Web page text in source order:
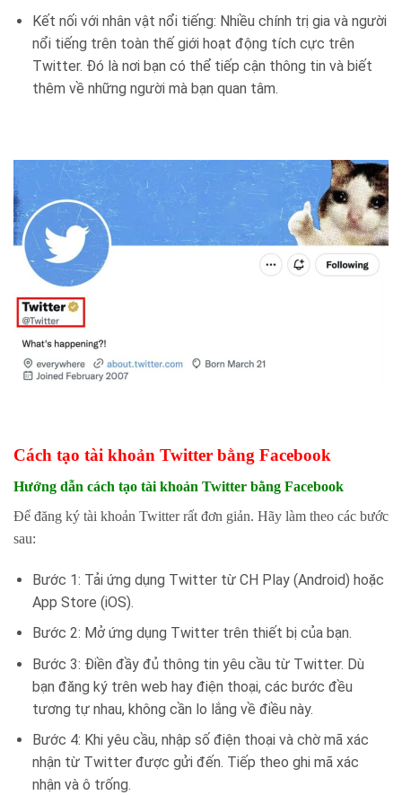
Kết nối với nhân vật nổi tiếng: Nhiều chính trị gia và người
nổi tiếng trên toàn thế giới hoạt động tích cực trên
Twitter. Đó là nơi bạn có thể tiếp cận thông tin và biết
thêm về những người mà bạn quan tâm.
Cách tạo tài khoản Twitter bằng Facebook
Hướng dẫn cách tạo tài khoản Twitter bằng Facebook
Để đăng ký tài khoản Twitter rất đơn giản. Hãy làm theo các bước
sau:
Bước 1: Tải ứng dụng Twitter từ CH Play (Android) hoặc
App Store (iOS).
Bước 2: Mở ứng dụng Twitter trên thiết bị của bạn.
Bước 3: Điền đầy đủ thông tin yêu cầu từ Twitter. Dù
bạn đăng ký trên web hay điện thoại, các bước đều
tương tự nhau, không cần lo lắng về điều này.
Bước 4: Khi yêu cầu, nhập số điện thoại và chờ mã xác
nhận từ Twitter được gửi đến. Tiếp theo ghi mã xác
nhận và ô trống.